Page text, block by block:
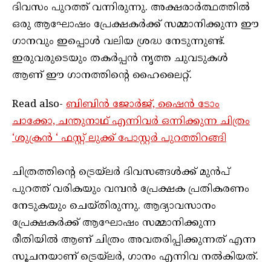
ദിവസം പുറത്ത് വന്നിരുന്നു. അക്ഷരാർത്ഥത്തിൽ
ഒരു ആഘോഷം പ്രേക്ഷകർക്ക് സമ്മാനിക്കുന്ന ഈ
ഗാനവും ഇപ്പൊൾ വലിയ ശ്രദ്ധ നേടുന്നുണ്ട്.
ഇരുവരുടെയും തകർപ്പൻ നൃത്ത ചുവടുകൾ
ആണ് ഈ ഗാനത്തിൻ്റെ ഹൈലൈറ്റ്.
Read also- ബിബിൻ ജോർജ്, ഷൈൻ ടോം
ചാക്കോ, ചന്തുനാഥ്‌ എന്നിവർ ഒന്നിക്കുന്ന ചിത്രം
‘ശുക്രൻ ‘ ഫസ്റ്റ് ലുക്ക്‌ പോസ്റ്റർ പുറത്തിറങ്ങി
ചിത്രത്തിൻ്റെ ട്രെയ്‌ലർ ദിവസങ്ങൾക്ക് മുൻപ്
പുറത്ത് വരികയും വമ്പൻ പ്രേക്ഷക പ്രതികരണം
നേടുകയും ചെയ്തിരുന്നു. ആദ്യാവസാനം
പ്രേക്ഷകർക്ക് ആഘോഷം സമ്മാനിക്കുന്ന
രീതിയിൽ ആണ് ചിത്രം അവതരിപ്പിക്കുന്നത് എന്ന
സൂചനയാണ് ട്രെയ്‌ലർ, ഗാനം എന്നിവ നൽകിയത്.